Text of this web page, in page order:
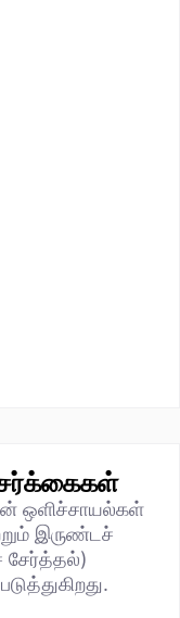
ஒளிச்சாயல்கள்
இருண்டச்
சேர்த்தல்)